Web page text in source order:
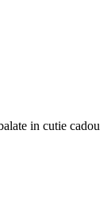
in cutie cadou